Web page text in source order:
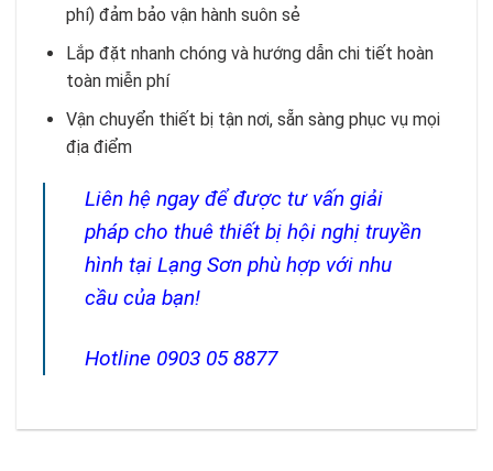
phí) đảm bảo vận hành suôn sẻ
Lắp đặt nhanh chóng và hướng dẫn chi tiết hoàn
toàn miễn phí
Vận chuyển thiết bị tận nơi, sẵn sàng phục vụ mọi
địa điểm
Liên hệ ngay để được tư vấn giải
pháp cho thuê thiết bị hội nghị truyền
hình tại Lạng Sơn phù hợp với nhu
cầu của bạn!
Hotline 0903 05 8877